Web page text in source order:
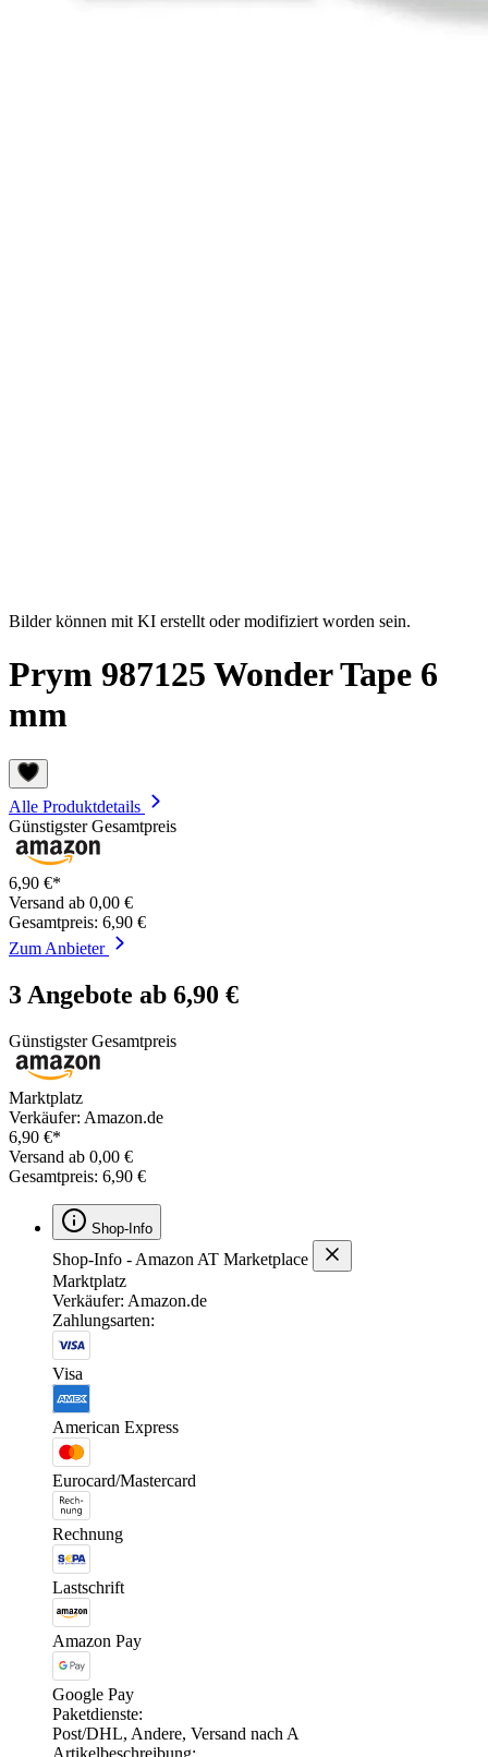
Bilder können mit KI erstellt oder modifiziert worden sein.
Prym 987125 Wonder Tape 6
mm
Alle Produktdetails
Günstigster Gesamtpreis
6,90 €*
Versand ab 0,00 €
Gesamtpreis: 6,90 €
Zum Anbieter
3 Angebote ab 6,90 €
Günstigster Gesamtpreis
Marktplatz
Verkäufer: Amazon.de
6,90 €*
Versand ab 0,00 €
Gesamtpreis: 6,90 €
Shop-Info
Shop-Info - Amazon AT Marketplace
Marktplatz
Verkäufer: Amazon.de
Zahlungsarten:
Visa
American Express
Eurocard/Mastercard
Rechnung
Lastschrift
Amazon Pay
Google Pay
Paketdienste:
Post/DHL, Andere, Versand nach A
Artikelbeschreibung: